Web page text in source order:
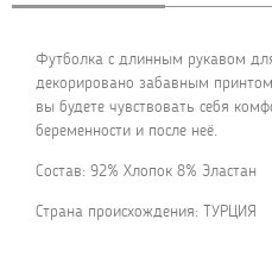
Футболка с длинным рукавом
декорировано забавным
вы будете чувствовать себя
беременности и после неё.
Состав: 92% Хлопок 8% Эластан
Страна происхождения: ТУРЦИЯ